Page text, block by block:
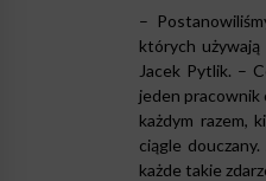
–
których
Jacek Pytlik. –
jeden pracownik
każdym razem,
ciągle
każde takie